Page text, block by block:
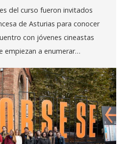
del curso fueron invitados
de Asturias para conocer
con jóvenes cineastas
empiezan a enumerar…